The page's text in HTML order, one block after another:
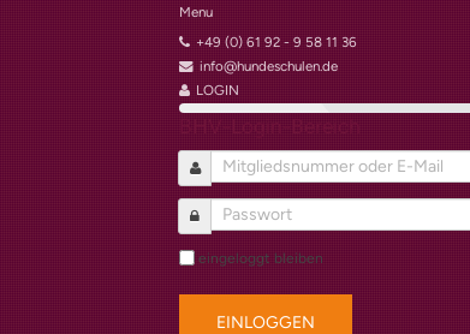
Menu
+49 (0) 61 92 - 9 58 11 36
info@hundeschulen.de
LOGIN
eingeloggt bleiben
EINLOGGEN